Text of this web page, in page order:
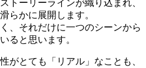
トーリーラインが織り込まれ、
らかに展開します。
、それだけに一つのシーンから
ると思います。
がとても「リアル」なことも、